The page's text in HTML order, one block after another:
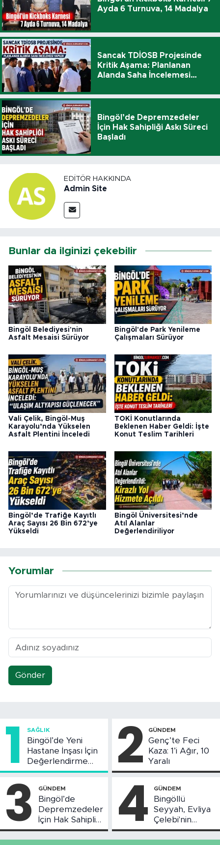
Ayda 6 Turnuva, 14 Madalya
Sancak TDİOSB Projesinde
Kritik Aşama: Planlanan
Alanda Saha İncelemesi
Bingöl’de Depremzedeler
İçin Hak Sahipliği Askı Süreci
Başladı
EDITÖR HAKKINDA
Admin Site
Bunlar da ilginizi çekebilir
Bingöl Belediyesi'nin
Asfalt Mesaisi Sürüyor
Bingöl'de Park Yenileme
Çalışmaları Sürüyor
Vali Çelik, Bingöl-Muş
Karayolu’nda Yükselen
Asfalt Plentini İnceledi
TOKİ Konutlarında
Beklenen Haber Geldi: İşte
Konut Teslim Tarihleri
Bingöl’de Trafiğe Kayıtlı
Araç Sayısı 26 Bin 672’ye
Yükseldi
Bingöl Üniversitesi’nde
Atıl Alanlar
Değerlendiriliyor
Yorumlar
Gönder
1 SAĞLIK
Bingöl’de Yeni
Hastane İnşası İçin
Değerlendirme
Toplantısı Yapıldı
2 GÜNDEM
Genç’te Feci
Kaza: 1’i Ağır, 10
Yaralı
3 GÜNDEM
Bingöl’de
Depremzedeler
İçin Hak Sahipliği
Askı Süreci
Başladı
4 GÜNDEM
Bingöllü
Seyyah, Evliya
Çelebi'nin
Bahsettiği
Bingöl'deki O